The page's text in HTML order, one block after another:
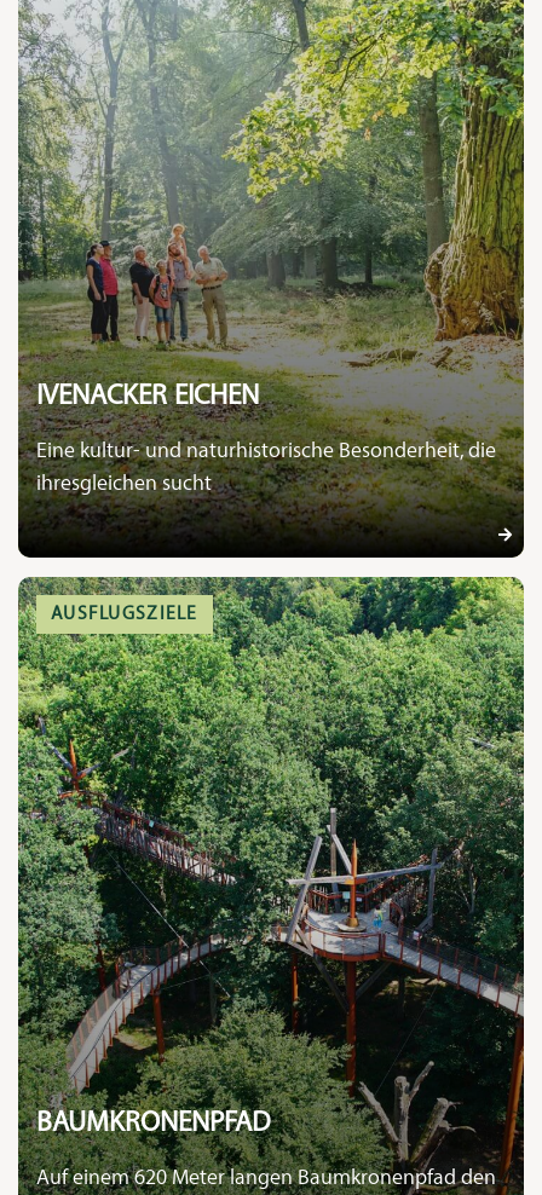
IVENACKER EICHEN
Eine kultur- und naturhistorische Besonderheit, die
ihresgleichen sucht
AUSFLUGSZIELE
BAUMKRONENPFAD
Auf einem 620 Meter langen Baumkronenpfad den